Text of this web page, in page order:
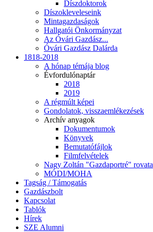
Díszdoktorok
Díszokleveleseink
Mintagazdaságok
Hallgatói Önkormányzat
Az Óvári Gazdász...
Óvári Gazdász Dalárda
1818-2018
A hónap témája blog
Évfordulónaptár
2018
2019
A régmúlt képei
Gondolatok, visszaemlékezések
Archív anyagok
Dokumentumok
Könyvek
Bemutatófájlok
Filmfelvételek
Nagy Zoltán "Gazdaportré" rovata
MÓDI/MOHA
Tagság / Támogatás
Gazdászbolt
Kapcsolat
Tablók
Hírek
SZE Alumni